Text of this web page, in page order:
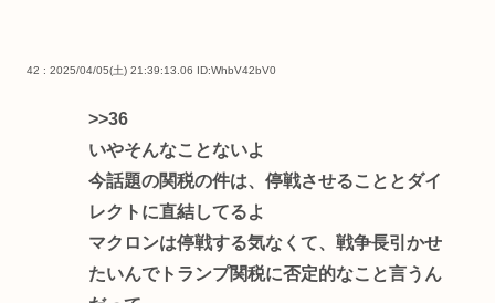
42 : 2025/04/05(土) 21:39:13.06 ID:WhbV42bV0
>>36
いやそんなことないよ
今話題の関税の件は、停戦させることとダイ
レクトに直結してるよ
マクロンは停戦する気なくて、戦争長引かせ
たいんでトランプ関税に否定的なこと言うん